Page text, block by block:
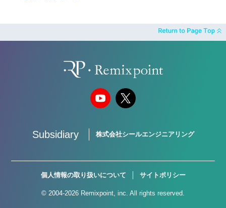
Subsidiary 株式会社シールエンジニアリング
個人情報の取り扱いについて サイトポリシー
© 2004-2026 Remixpoint, inc. All rights reserved.